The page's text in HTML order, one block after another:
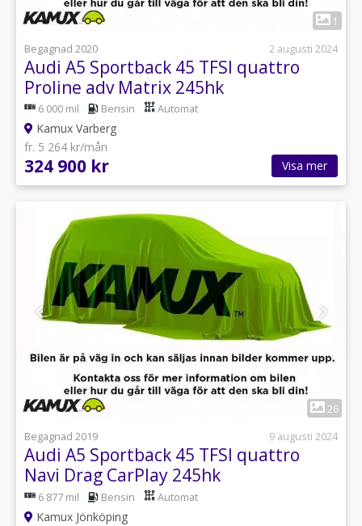
1
Begagnad 2020
2 augusti 2024
Audi A5 Sportback 45 TFSI quattro
Proline adv Matrix 245hk
6 000 mil Bensin Automat
Kamux Varberg
fr. 5 264 kr/mån
324 900 kr Visa mer
26
Begagnad 2019
9 augusti 2024
Audi A5 Sportback 45 TFSI quattro
Navi Drag CarPlay 245hk
6 877 mil Bensin Automat
Kamux Jönköping